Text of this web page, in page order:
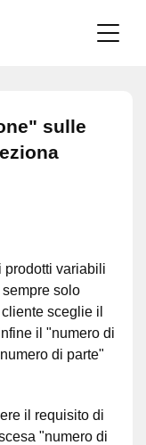
sulle
prodotti variabili
solo
sceglie il
il "numero di
di parte"
il requisito di
"numero di